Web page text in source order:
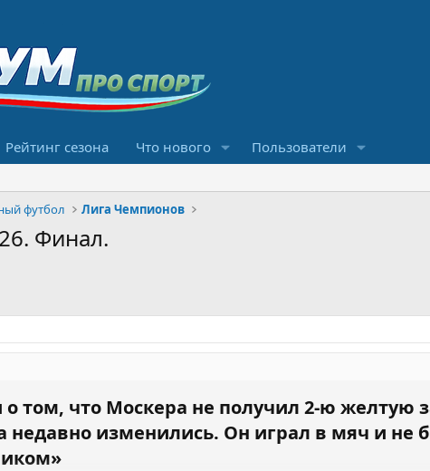
Рейтинг сезона Что нового Пользователи
футбол Лига Чемпионов
Финал.
том, что Москера не получил 2-ю желтую
недавно изменились. Он играл в мяч и не